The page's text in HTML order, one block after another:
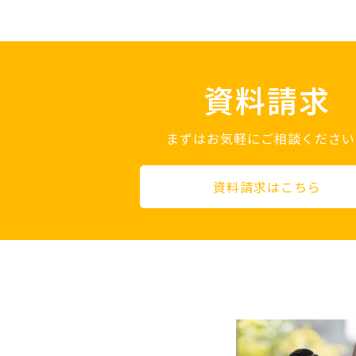
資料請求
まずはお気軽にご相談くださ
資料請求はこちら